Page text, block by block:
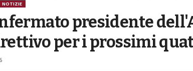
NOTIZIE
presidente
per i prossimi